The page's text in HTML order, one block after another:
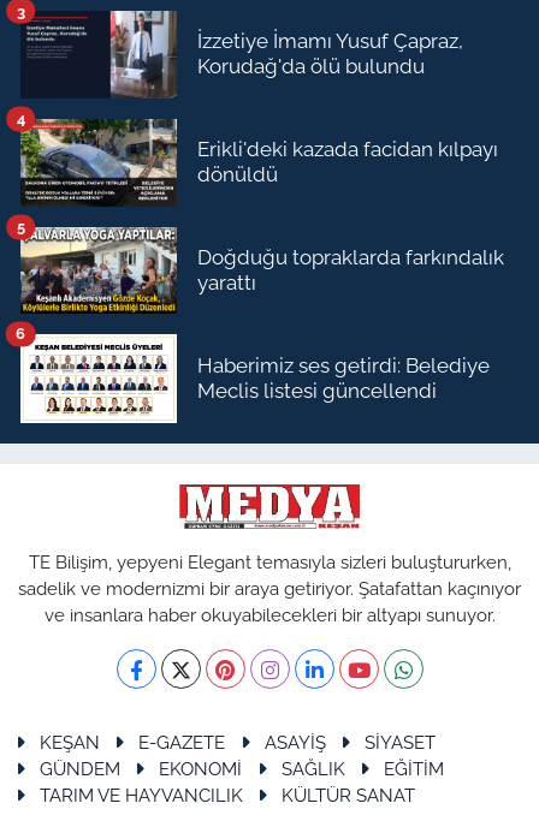
İzzetiye İmamı Yusuf Çapraz,
Korudağ'da ölü bulundu
3
Erikli'deki kazada facidan kılpayı
dönüldü
4
Doğduğu topraklarda farkındalık
yarattı
5
Haberimiz ses getirdi: Belediye
Meclis listesi güncellendi
6
TE Bilişim, yepyeni Elegant temasıyla sizleri buluştururken,
sadelik ve modernizmi bir araya getiriyor. Şatafattan kaçınıyor
ve insanlara haber okuyabilecekleri bir altyapı sunuyor.
KEŞAN E-GAZETE ASAYİŞ
SİYASET
GÜNDEM
EKONOMİ SAĞLIK
EĞİTİM
TARIM VE HAYVANCILIK
KÜLTÜR SANAT